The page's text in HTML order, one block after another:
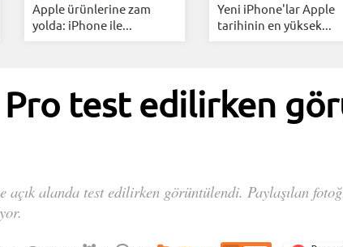
Apple ürünlerine zam
yolda: iPhone ile...
Yeni iPhone'lar Apple
tarihinin en yüksek...
test edilirken
açık alanda test edilirken görüntülendi. Paylaşılan